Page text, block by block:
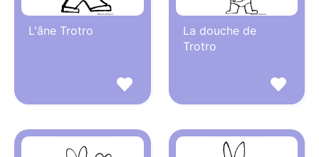
L'âne Trotro
La douche de
Trotro